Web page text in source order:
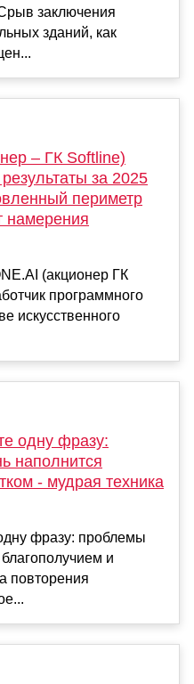
заключения
зданий, как
– ГК Softline)
за 2025
периметр
намерения
(акционер ГК
программного
искусственного
одну фразу:
наполнится
- мудрая техника
фразу: проблемы
и
повторения